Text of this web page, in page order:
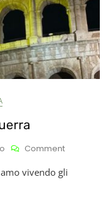
CommentOn
L’Ucraina
vivendo gli